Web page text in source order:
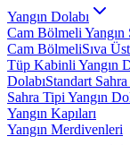
Yangın Dolabı
Cam Bölmeli Yangın
Cam BölmeliSıva
Tüp Kabinli Yangın
DolabıStandart
Sahra Tipi Yangın
Yangın Kapıları
Yangın Merdivenleri